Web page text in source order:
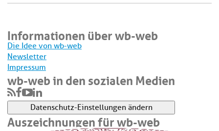
Informationen über wb-web
Die Idee von wb-web
Newsletter
Impressum
wb-web in den sozialen Medien
Datenschutz-Einstellungen ändern
Auszeichnungen für wb-web